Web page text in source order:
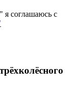
соглашаюсь с